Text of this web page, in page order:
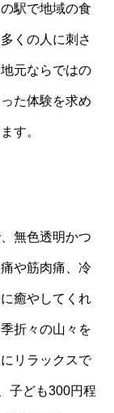
駅で地域の食
くの人に刺さ
元ならではの
た体験を求め
す。
無色透明かつ
や筋肉痛、冷
癒やしてくれ
折々の山々を
リラックスで
子ども300円程